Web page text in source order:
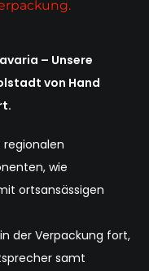
– Unsere
von Hand
wie
ortsansässigen
der Verpackung fort,
samt